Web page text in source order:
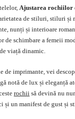
Ajustarea rochiilor
de stiluri, stiluri și
nunți și interioare
de schimbare a femeii
viață dinamic.
de imprimante, vei
notă de lux și eleganță
rochii să devină nu
și un manifest de gust și